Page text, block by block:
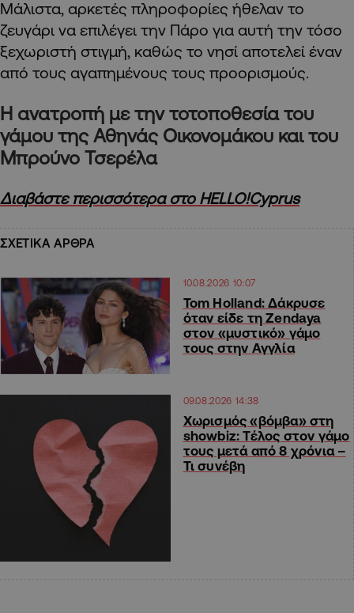
Μάλιστα, αρκετές πληροφορίες ήθελαν το
ζευγάρι να επιλέγει την Πάρο για αυτή την τόσο
ξεχωριστή στιγμή, καθώς το νησί αποτελεί έναν
από τους αγαπημένους τους προορισμούς.
Η ανατροπή με την τοτοποθεσία του
γάμου της Αθηνάς Οικονομάκου και του
Μπρούνο Τσερέλα
Διαβάστε περισσότερα στο HELLO!Cyprus
ΣΧΕΤΙΚΑ ΑΡΘΡΑ
10.08.2026 10:07
Tom Holland: Δάκρυσε
όταν είδε τη Zendaya
στον «μυστικό» γάμο
τους στην Αγγλία
09.08.2026 14:38
Χωρισμός «βόμβα» στη
showbiz: Τέλος στον γάμο
τους μετά από 8 χρόνια –
Τι συνέβη